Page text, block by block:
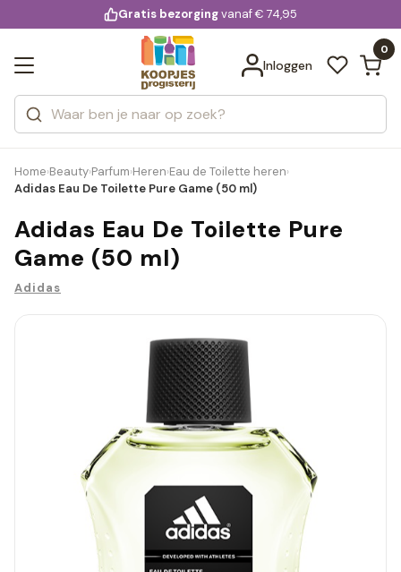
voor 20:00 uur besteld
Gratis bezorgingvanaf € 74,95
Inloggen
0
Zoeken
Categorieën
Merken
Bekijk alle resultaten
Home›Beauty›Parfum›Heren›Eau de Toilette heren›
Adidas Eau De Toilette Pure Game (50 ml)
Adidas Eau De Toilette Pure
Game (50 ml)
Adidas